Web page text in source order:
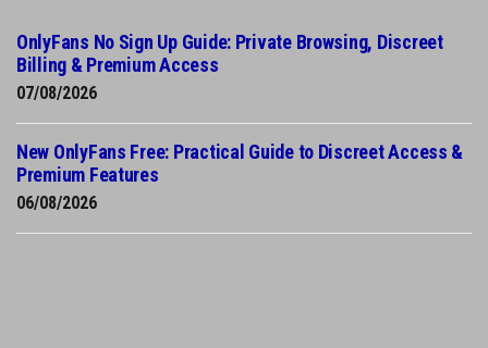
OnlyFans No Sign Up Guide: Private Browsing, Discreet
Billing & Premium Access
07/08/2026
New OnlyFans Free: Practical Guide to Discreet Access &
Premium Features
06/08/2026